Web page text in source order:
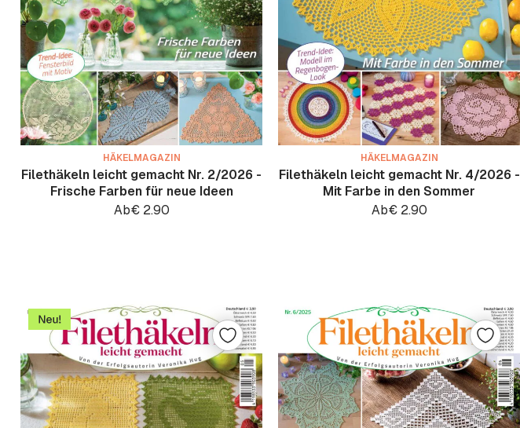
HÄKELMAGAZIN
Filethäkeln leicht gemacht Nr. 2/2026 -
Frische Farben für neue Ideen
Ab€2.90
HÄKELMAGAZIN
Filethäkeln leicht gemacht Nr. 4/2026 -
Mit Farbe in den Sommer
Ab€2.90